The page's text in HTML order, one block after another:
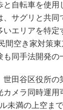
と自転車を使
、サグリと共
いエリアを特定
間空き家対策
同手法開発の
田谷区役所の
メラ同時運用
未満の上空ま